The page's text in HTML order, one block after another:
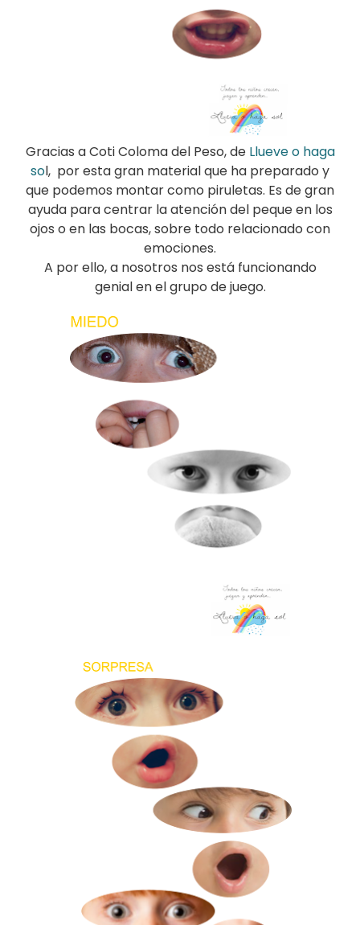
Gracias a Coti Coloma del Peso, de Llueve o haga
sol, por esta gran material que ha preparado y
que podemos montar como piruletas. Es de gran
ayuda para centrar la atención del peque en los
ojos o en las bocas, sobre todo relacionado con
emociones.
A por ello, a nosotros nos está funcionando
genial en el grupo de juego.